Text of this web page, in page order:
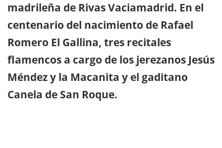
madrileña de Rivas Vaciamadrid. En el
centenario del nacimiento de Rafael
Romero El Gallina, tres recitales
flamencos a cargo de los jerezanos Jesús
Méndez y la Macanita y el gaditano
Canela de San Roque.